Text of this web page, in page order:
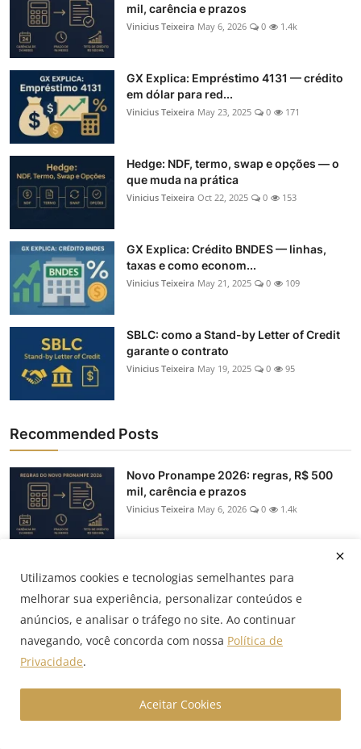
mil, carência e prazos
Vinicius Teixeira May 6, 2026 0 1.4k
GX Explica: Empréstimo 4131 — crédito
em dólar para red...
Vinicius Teixeira May 23, 2025 0 171
Hedge: NDF, termo, swap e opções — o
que muda na prática
Vinicius Teixeira Oct 22, 2025 0 153
GX Explica: Crédito BNDES — linhas,
taxas e como econom...
Vinicius Teixeira May 21, 2025 0 109
SBLC: como a Stand-by Letter of Credit
garante o contrato
Vinicius Teixeira May 19, 2025 0 95
Recommended Posts
Novo Pronampe 2026: regras, R$ 500
mil, carência e prazos
Vinicius Teixeira May 6, 2026 0 1.4k
Consórcio ou financiamento: qual vale
mais a pena para ...
Vinicius Teixeira Abr 5, 2026 0 41
Selic caiu: o que muda na renda fixa,
Utilizamos cookies e tecnologias semelhantes para
melhorar sua experiência, personalizar conteúdos e
anúncios, e analisar o tráfego no site. Ao continuar
navegando, você concorda com nossa Política de
Privacidade.
Aceitar Cookies